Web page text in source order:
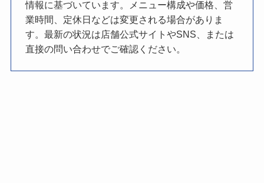
情報に基づいています。メニュー構成や価格、営
業時間、定休日などは変更される場合がありま
す。最新の状況は店舗公式サイトやSNS、または
直接の問い合わせでご確認ください。